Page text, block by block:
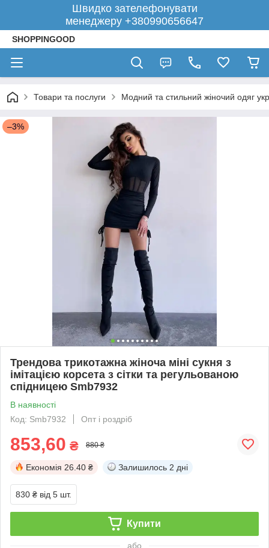
Швидко зателефонувати
менеджеру +380990656647
SHOPPINGOOD
Товари та послуги Модний та стильний жіночий одяг
–3%
Трендова трикотажна жіноча міні сукня з
імітацією корсета з сітки та регульованою
спідницею Smb7932
В наявності
Код: Smb7932
Опт і роздріб
853,60 ₴ 880 ₴
Економія 26.40 ₴ Залишилось 2 дні
830 ₴ від 5 шт.
Купити
або